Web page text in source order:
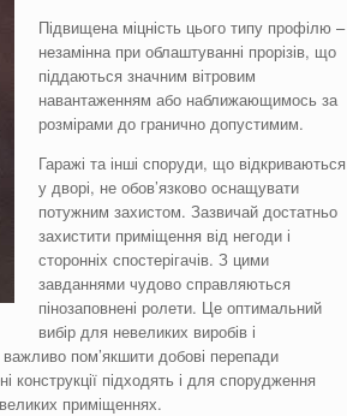
Підвищена міцність цього типу профілю –
незамінна при облаштуванні прорізів, що
піддаються значним вітровим
навантаженням або наближающимось за
розмірами до гранично допустимим.
Гаражі та інші споруди, що відкриваються
у дворі, не обов’язково оснащувати
потужним захистом. Зазвичай достатньо
захистити приміщення від негоди і
сторонніх спостерігачів. З цими
завданнями чудово справляються
пінозаповнені ролети. Це оптимальний
вибір для невеликих виробів і
пом’якшити добові перепади
конструкції підходять і для спорудження
приміщеннях.